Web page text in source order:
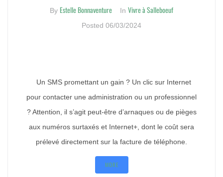
By Estelle Bonnaventure In Vivre à Salleboeuf
Posted 06/03/2024
Un SMS promettant un gain ? Un clic sur Internet
pour contacter une administration ou un professionnel
? Attention, il s’agit peut-être d’arnaques ou de pièges
aux numéros surtaxés et Internet+, dont le coût sera
prélevé directement sur la facture de téléphone.
MORE